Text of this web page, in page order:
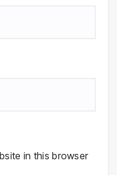
in this browser